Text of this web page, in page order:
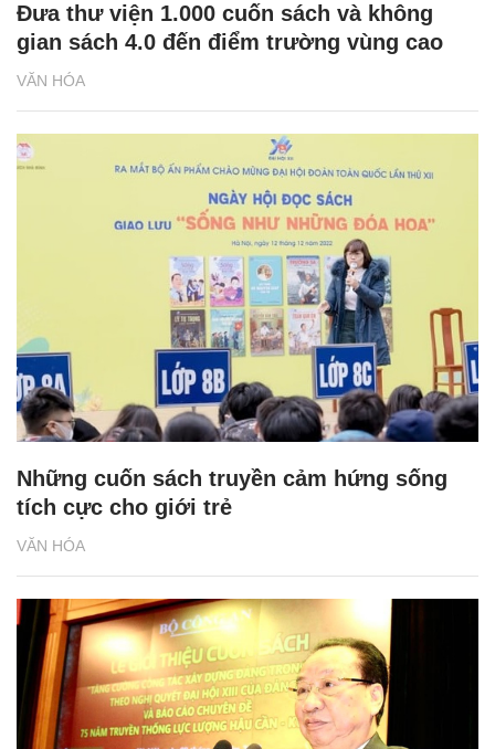
VĂN HÓA
Đưa thư viện 1.000 cuốn sách và không
gian sách 4.0 đến điểm trường vùng cao
VĂN HÓA
Những cuốn sách truyền cảm hứng sống
tích cực cho giới trẻ